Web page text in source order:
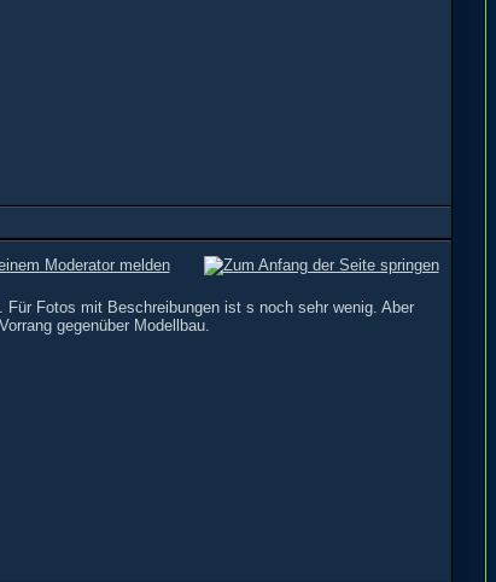
Fotos mit Beschreibungen ist s noch sehr wenig. Aber
gegenüber Modellbau.